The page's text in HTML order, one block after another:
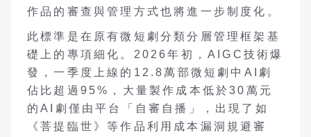
作品的審查與管理方式也將進一步制度化。
此標準是在原有微短劇分類分層管理框架基
礎上的專項細化。2026年初，AIGC技術爆
發，一季度上線的12.8萬部微短劇中AI劇
佔比超過95%，大量製作成本低於30萬元
的AI劇僅由平台「自審自播」，出現了如
《菩提臨世》等作品利用成本漏洞規避審